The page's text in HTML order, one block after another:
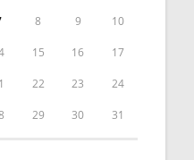
8 9 10
15 16 17
22 23 24
29 30 31